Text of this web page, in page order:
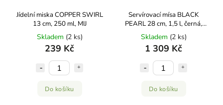
Jídelní miska COPPER SWIRL
13 cm, 250 ml, MIJ
Skladem (2 ks)
239 Kč
Do košíku
Servírovací mísa BLACK
PEARL 28 cm, 1,5 l, černá,
keramika, MIJ
Skladem (2 ks)
1 309 Kč
Do košíku